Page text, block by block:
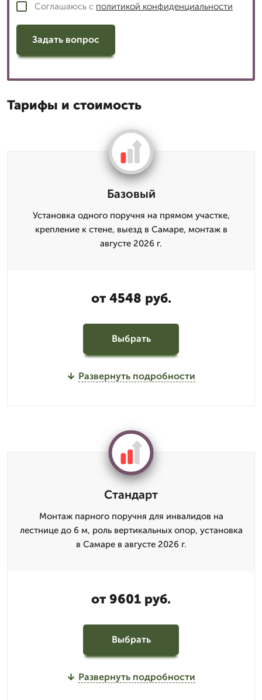
Соглашаюсь с политикой конфиденциальности
Задать вопрос
Тарифы и стоимость
Базовый
Установка одного поручня на прямом участке,
крепление к стене, выезд в Самаре, монтаж в
августе 2026 г.
от 4548 руб.
Выбрать
Развернуть подробности
Стандарт
Монтаж парного поручня для инвалидов на
лестнице до 6 м, роль вертикальных опор, установка
в Самаре в августе 2026 г.
от 9601 руб.
Выбрать
Развернуть подробности